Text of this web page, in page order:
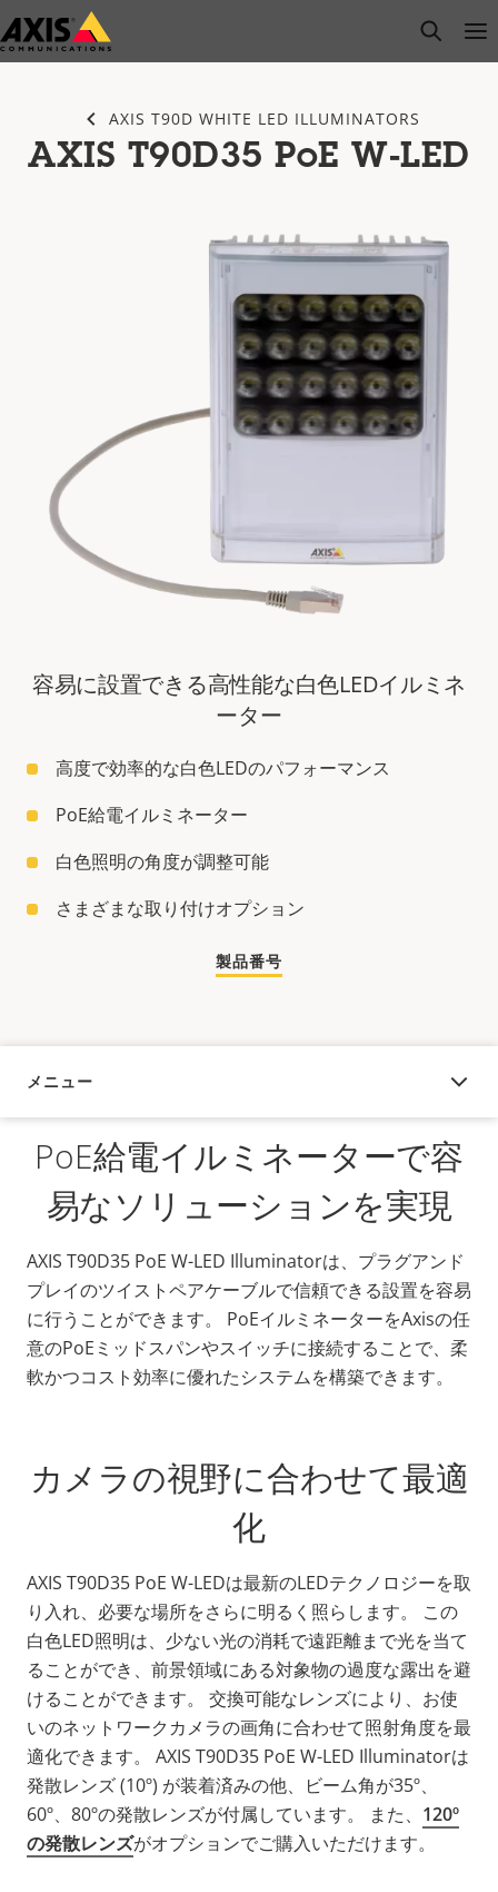
メ
イ
open
AXIS T90D WHITE LED ILLUMINATORS
AXIS T90D35 PoE W-LED
容易に設置できる高性能な白色LEDイルミネ
ーター
高度で効率的な白色LEDのパフォーマンス
PoE給電イルミネーター
白色照明の角度が調整可能
さまざまな取り付けオプション
製品番号
メニュー
概要
PoE給電イルミネーターで容
易なソリューションを実現
AXIS T90D35 PoE W-LED Illuminatorは、プラグアンド
プレイのツイストペアケーブルで信頼できる設置を容易
に行うことができます。 PoEイルミネーターをAxisの任
意のPoEミッドスパンやスイッチに接続することで、柔
軟かつコスト効率に優れたシステムを構築できます。
カメラの視野に合わせて最適
化
AXIS T90D35 PoE W-LEDは最新のLEDテクノロジーを取
り入れ、必要な場所をさらに明るく照らします。 この
白色LED照明は、少ない光の消耗で遠距離まで光を当て
ることができ、前景領域にある対象物の過度な露出を避
けることができます。 交換可能なレンズにより、お使
いのネットワークカメラの画角に合わせて照射角度を最
適化できます。 AXIS T90D35 PoE W-LED Illuminatorは
発散レンズ (10º) が装着済みの他、ビーム角が35º、
60º、80ºの発散レンズが付属しています。 また、 120º
の発散レンズがオプションでご購入いただけます。